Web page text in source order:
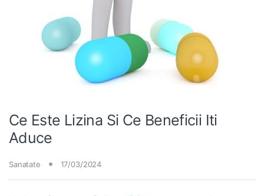
Ce Este Lizina Si Ce Beneficii Iti
Aduce
Sanatate 17/03/2024